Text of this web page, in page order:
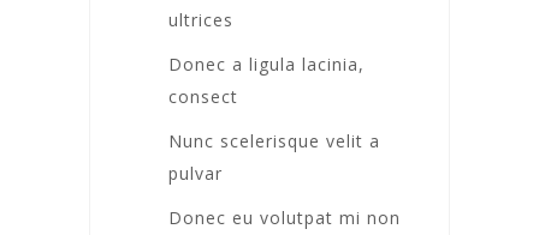
ultrices
Donec a ligula lacinia,
consect
Nunc scelerisque velit a
pulvar
Donec eu volutpat mi non